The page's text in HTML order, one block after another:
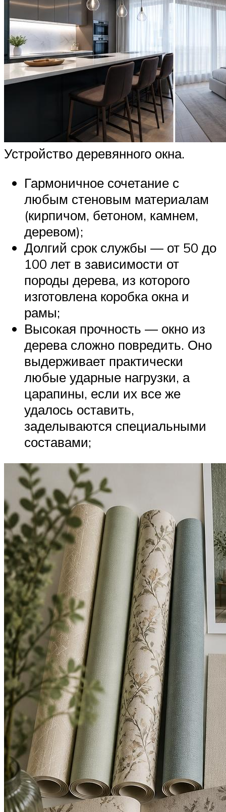
Устройство деревянного окна.
Гармоничное сочетание с
любым стеновым материалам
(кирпичом, бетоном, камнем,
деревом);
Долгий срок службы — от 50 до
100 лет в зависимости от
породы дерева, из которого
изготовлена коробка окна и
рамы;
Высокая прочность — окно из
дерева сложно повредить. Оно
выдерживает практически
любые ударные нагрузки, а
царапины, если их все же
удалось оставить,
заделываются специальными
составами;